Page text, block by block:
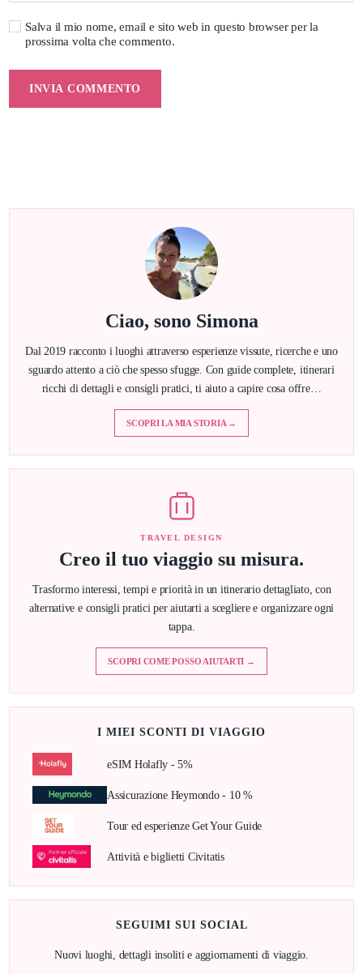
Salva il mio nome, email e sito web in questo browser per la
prossima volta che commento.
Ciao, sono Simona
Dal 2019 racconto i luoghi attraverso esperienze vissute, ricerche e uno
sguardo attento a ciò che spesso sfugge. Con guide complete, itinerari
ricchi di dettagli e consigli pratici, ti aiuto a capire cosa offre…
SCOPRI LA MIA STORIA →
TRAVEL DESIGN
Creo il tuo viaggio su misura.
Trasformo interessi, tempi e priorità in un itinerario dettagliato, con
alternative e consigli pratici per aiutarti a scegliere e organizzare ogni
tappa.
SCOPRI COME POSSO AIUTARTI →
I MIEI SCONTI DI VIAGGIO
eSIM Holafly - 5%
Assicurazione Heymondo - 10 %
Tour ed esperienze Get Your Guide
Attività e biglietti Civitatis
SEGUIMI SUI SOCIAL
Nuovi luoghi, dettagli insoliti e aggiornamenti di viaggio.